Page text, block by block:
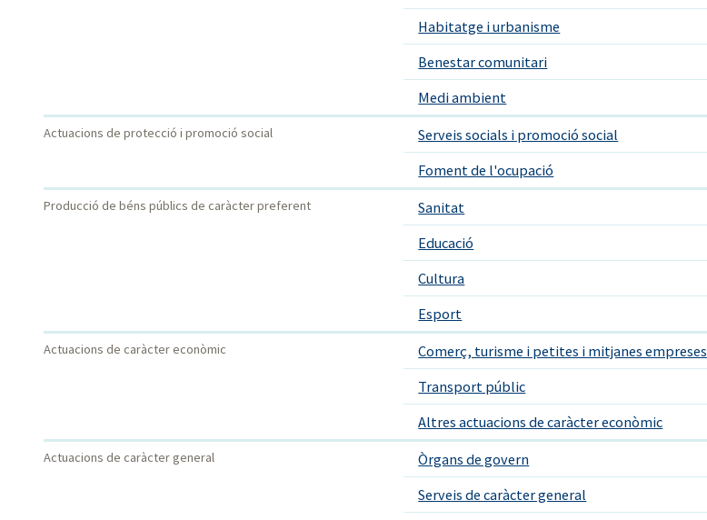
Habitatge i urbanisme
Benestar comunitari
Medi ambient
Actuacions de protecció i promoció social Serveis socials i promoció social
Foment de l'ocupació
Producció de béns públics de caràcter preferent Sanitat
Educació
Cultura
Esport
Actuacions de caràcter econòmic Comerç, turisme i petites i mitjanes empreses
Transport públic
Altres actuacions de caràcter econòmic
Actuacions de caràcter general Òrgans de govern
Serveis de caràcter general